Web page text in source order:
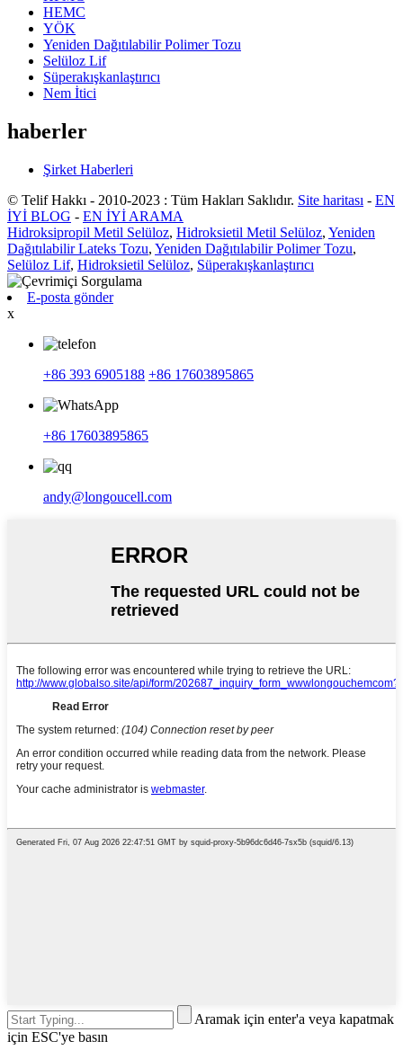
HEMC
YÖK
Yeniden Dağıtılabilir Polimer Tozu
Selüloz Lif
Süperakışkanlaştırıcı
Nem İtici
haberler
Şirket Haberleri
© Telif Hakkı - 2010-2023 : Tüm Hakları Saklıdır. Site haritası - EN
İYİ BLOG - EN İYİ ARAMA
Hidroksipropil Metil Selüloz, Hidroksietil Metil Selüloz, Yeniden
Dağıtılabilir Lateks Tozu, Yeniden Dağıtılabilir Polimer Tozu,
Selüloz Lif, Hidroksietil Selüloz, Süperakışkanlaştırıcı
E-posta gönder
x
+86 393 6905188 +86 17603895865
+86 17603895865
andy@longoucell.com
Aramak için enter'a veya kapatmak
için ESC'ye basın